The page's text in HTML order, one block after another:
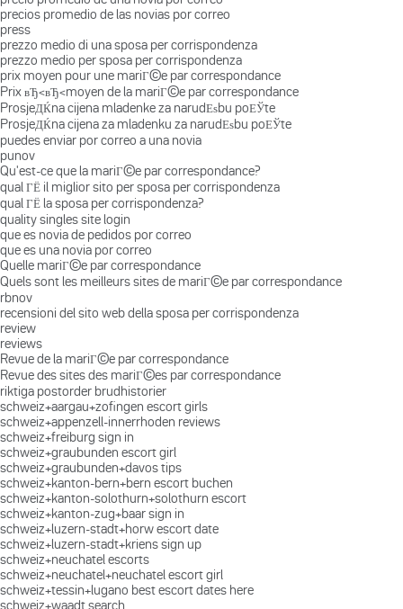
precios promedio de las novias por correo
press
prezzo medio di una sposa per corrispondenza
prezzo medio per sposa per corrispondenza
prix moyen pour une mariГ©e par correspondance
Prix вЂ‹вЂ‹moyen de la mariГ©e par correspondance
ProsjeДЌna cijena mladenke za narudЕѕbu poЕЎte
ProsjeДЌna cijena za mladenku za narudЕѕbu poЕЎte
puedes enviar por correo a una novia
punov
Qu'est-ce que la mariГ©e par correspondance?
qual ГЁ il miglior sito per sposa per corrispondenza
qual ГЁ la sposa per corrispondenza?
quality singles site login
que es novia de pedidos por correo
que es una novia por correo
Quelle mariГ©e par correspondance
Quels sont les meilleurs sites de mariГ©e par correspondance
rbnov
recensioni del sito web della sposa per corrispondenza
review
reviews
Revue de la mariГ©e par correspondance
Revue des sites des mariГ©es par correspondance
riktiga postorder brudhistorier
schweiz+aargau+zofingen escort girls
schweiz+appenzell-innerrhoden reviews
schweiz+freiburg sign in
schweiz+graubunden escort girl
schweiz+graubunden+davos tips
schweiz+kanton-bern+bern escort buchen
schweiz+kanton-solothurn+solothurn escort
schweiz+kanton-zug+baar sign in
schweiz+luzern-stadt+horw escort date
schweiz+luzern-stadt+kriens sign up
schweiz+neuchatel escorts
schweiz+neuchatel+neuchatel escort girl
schweiz+tessin+lugano best escort dates here
schweiz+waadt search